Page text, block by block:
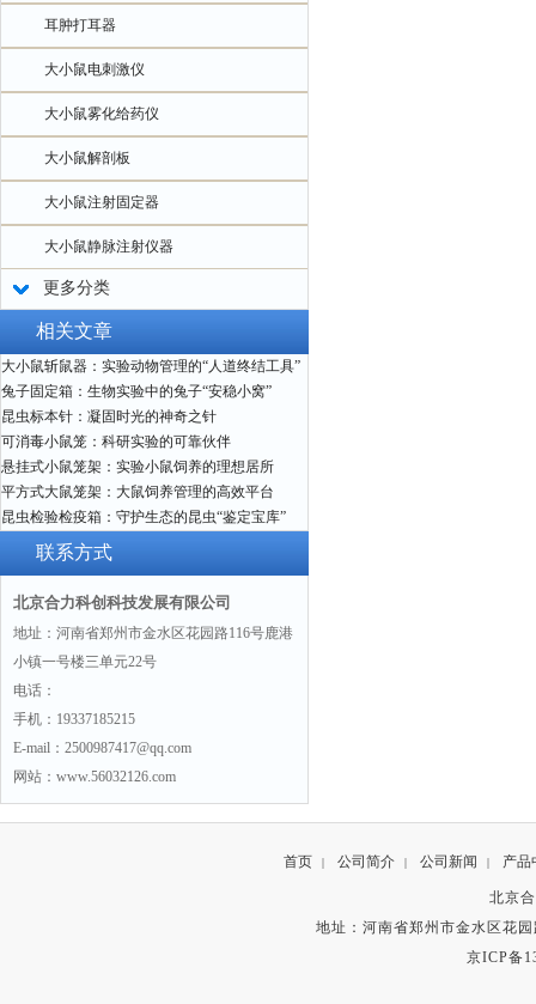
耳肿打耳器
大小鼠电刺激仪
大小鼠雾化给药仪
大小鼠解剖板
大小鼠注射固定器
大小鼠静脉注射仪器
更多分类
相关文章
大小鼠斩鼠器：实验动物管理的“人道终结工具”
兔子固定箱：生物实验中的兔子“安稳小窝”
昆虫标本针：凝固时光的神奇之针
可消毒小鼠笼：科研实验的可靠伙伴
悬挂式小鼠笼架：实验小鼠饲养的理想居所
平方式大鼠笼架：大鼠饲养管理的高效平台
昆虫检验检疫箱：守护生态的昆虫“鉴定宝库”
联系方式
北京合力科创科技发展有限公司
地址：河南省郑州市金水区花园路116号鹿港
小镇一号楼三单元22号
电话：
手机：19337185215
E-mail：2500987417@qq.com
网站：www.56032126.com
首页 | 公司简介 | 公司新闻 | 产品
北京
地址：河南省郑州市金水区花
京ICP备